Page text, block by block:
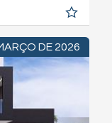
DE 2026